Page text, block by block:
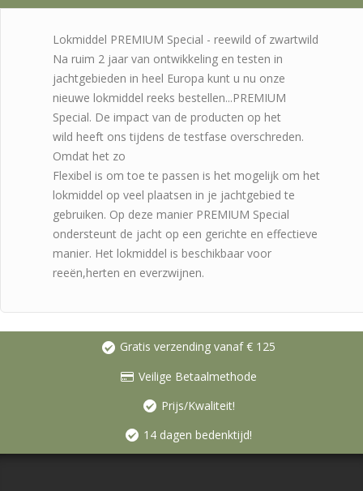
Lokmiddel PREMIUM Special - reewild of zwartwild
Na ruim 2 jaar van ontwikkeling en testen in
jachtgebieden in heel Europa kunt u nu onze
nieuwe lokmiddel reeks bestellen...PREMIUM
Special. De impact van de producten op het
wild heeft ons tijdens de testfase overschreden.
Omdat het zo
Flexibel is om toe te passen is het mogelijk om het
lokmiddel op veel plaatsen in je jachtgebied te
gebruiken. Op deze manier PREMIUM Special
ondersteunt de jacht op een gerichte en effectieve
manier. Het lokmiddel is beschikbaar voor
reeën,herten en everzwijnen.
Gratis verzending vanaf € 125
Veilige Betaalmethode
Prijs/Kwaliteit!
14 dagen bedenktijd!